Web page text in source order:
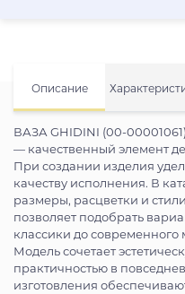
Описание
ВАЗА GHIDINI (00-
— качественный элемент
При создании изделия
качеству исполнения. В
размеры, расцветки и
позволяет подобрать
классики до
Модель сочетает
практичностью в
изготовления